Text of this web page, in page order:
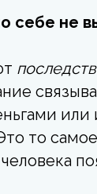
себе не
или
то